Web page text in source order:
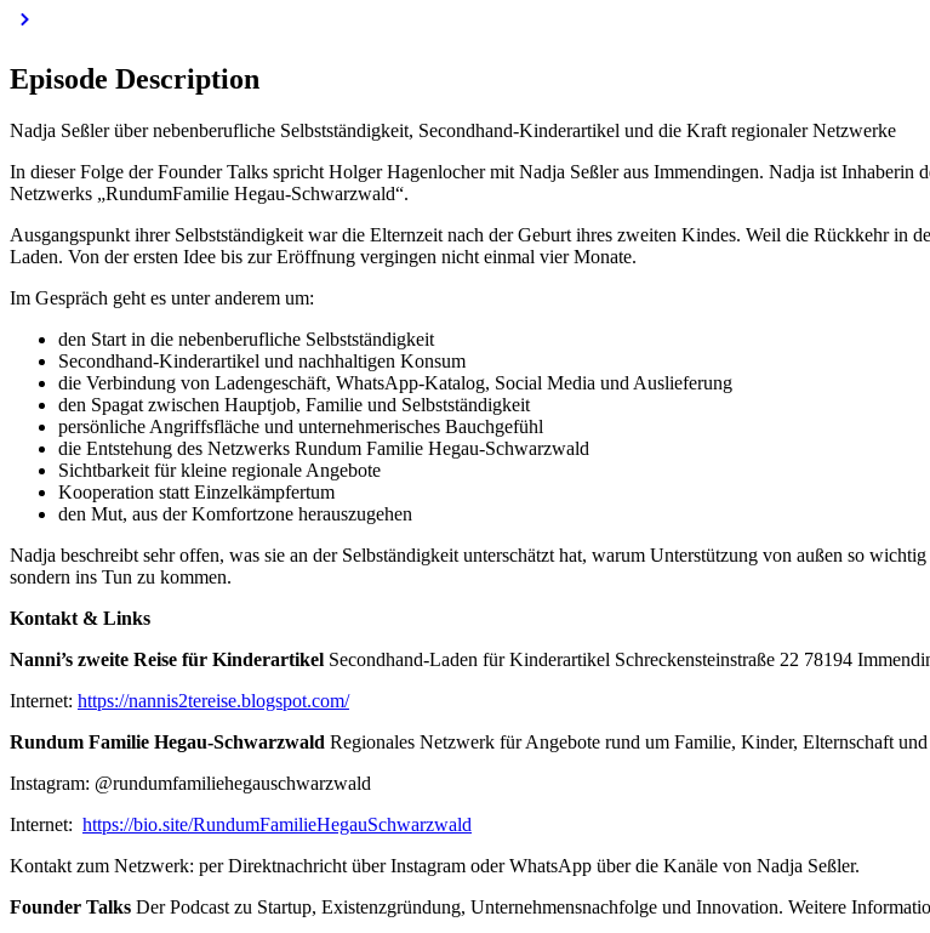
Episode Description
Nadja Seßler über nebenberufliche Selbstständigkeit, Secondhand-Kinderartikel und die Kraft regionaler Netzwerke
In dieser Folge der Founder Talks spricht Holger Hagenlocher mit Nadja Seßler aus Immendingen. Nadja ist Inhaberin
Netzwerks „RundumFamilie Hegau-Schwarzwald“.
Ausgangspunkt ihrer Selbstständigkeit war die Elternzeit nach der Geburt ihres zweiten Kindes. Weil die Rückkehr in
Laden. Von der ersten Idee bis zur Eröffnung vergingen nicht einmal vier Monate.
Im Gespräch geht es unter anderem um:
den Start in die nebenberufliche Selbstständigkeit
Secondhand-Kinderartikel und nachhaltigen Konsum
die Verbindung von Ladengeschäft, WhatsApp-Katalog, Social Media und Auslieferung
den Spagat zwischen Hauptjob, Familie und Selbstständigkeit
persönliche Angriffsfläche und unternehmerisches Bauchgefühl
die Entstehung des Netzwerks Rundum Familie Hegau-Schwarzwald
Sichtbarkeit für kleine regionale Angebote
Kooperation statt Einzelkämpfertum
den Mut, aus der Komfortzone herauszugehen
Nadja beschreibt sehr offen, was sie an der Selbständigkeit unterschätzt hat, warum Unterstützung von außen so
sondern ins Tun zu kommen.
Kontakt & Links
Nanni’s zweite Reise für Kinderartikel Secondhand-Laden für Kinderartikel Schreckensteinstraße 22 78194
Internet: https://nannis2tereise.blogspot.com/
Rundum Familie Hegau-Schwarzwald Regionales Netzwerk für Angebote rund um Familie, Kinder, Elternschaft
Instagram: @rundumfamiliehegauschwarzwald
Internet: https://bio.site/RundumFamilieHegauSchwarzwald
Kontakt zum Netzwerk: per Direktnachricht über Instagram oder WhatsApp über die Kanäle von Nadja Seßler.
Founder Talks Der Podcast zu Startup, Existenzgründung, Unternehmensnachfolge und Innovation. Weitere